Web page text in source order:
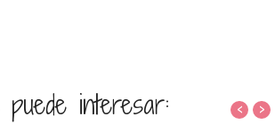
interesar: ‹ ›